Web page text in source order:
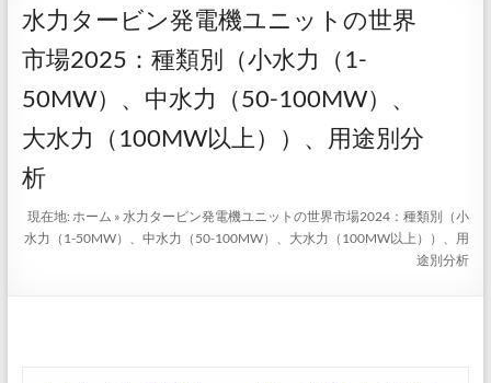
ー
水力タービン発電機ユニットの世界
市場2025：種類別（小水力（1-
50MW）、中水力（50-100MW）、
大水力（100MW以上））、用途別分
析
現在地:ホーム »水力タービン発電機ユニットの世界市場2024：種類別（小
水力（1-50MW）、中水力（50-100MW）、大水力（100MW以上））、用
途別分析